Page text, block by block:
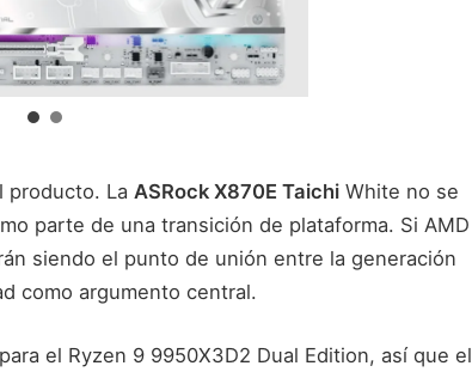
producto. La ASRock X870E Taichi White no se
parte de una transición de plataforma. Si AMD
siendo el punto de unión entre la generación
como argumento central.
el Ryzen 9 9950X3D2 Dual Edition, así que el